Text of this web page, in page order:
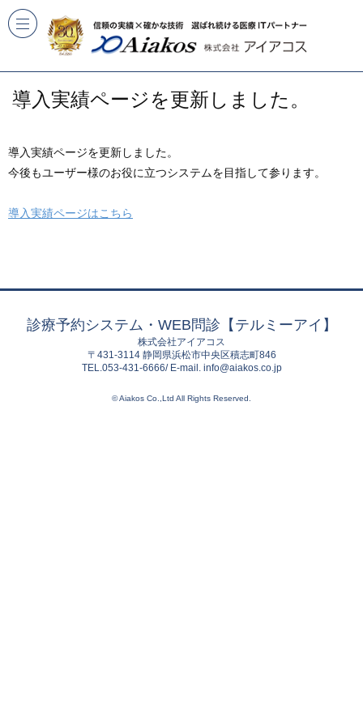
導入実績ページを更新しました。
導入実績ページを更新しました。
今後もユーザー様のお役に立つシステムを目指して参ります。
導入実績ページはこちら
診療予約システム・WEB問診【テルミーアイ】
株式会社アイアコス
〒431-3114 静岡県浜松市中央区積志町846
TEL.053-431-6666/ E-mail. info@aiakos.co.jp
© Aiakos Co.,Ltd All Rights Reserved.